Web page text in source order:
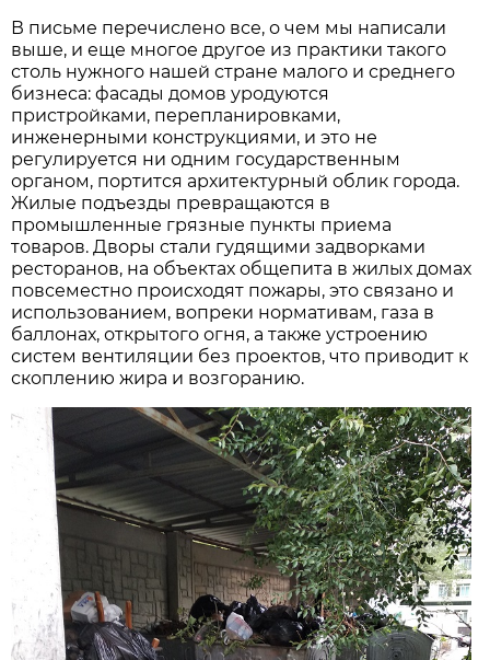
В письме перечислено все, о чем мы написали
выше, и еще многое другое из практики такого
столь нужного нашей стране малого и среднего
бизнеса: фасады домов уродуются
пристройками, перепланировками,
инженерными конструкциями, и это не
регулируется ни одним государственным
органом, портится архитектурный облик города.
Жилые подъезды превращаются в
промышленные грязные пункты приема
товаров. Дворы стали гудящими задворками
ресторанов, на объектах общепита в жилых домах
повсеместно происходят пожары, это связано и
использованием, вопреки нормативам, газа в
баллонах, открытого огня, а также устроению
систем вентиляции без проектов, что приводит к
скоплению жира и возгоранию.